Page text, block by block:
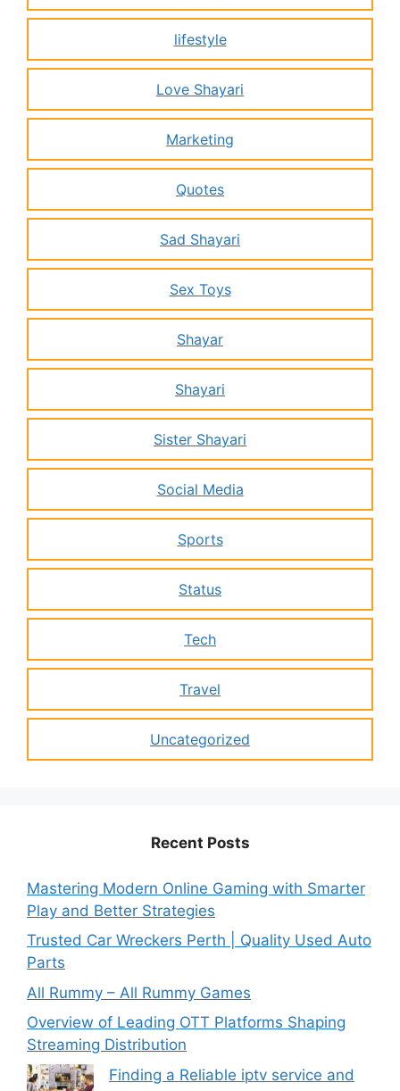
lifestyle
Love Shayari
Marketing
Quotes
Sad Shayari
Sex Toys
Shayar
Shayari
Sister Shayari
Social Media
Sports
Status
Tech
Travel
Uncategorized
Recent Posts
Mastering Modern Online Gaming with Smarter
Play and Better Strategies
Trusted Car Wreckers Perth | Quality Used Auto
Parts
All Rummy – All Rummy Games
Overview of Leading OTT Platforms Shaping
Streaming Distribution
Finding a Reliable iptv service and